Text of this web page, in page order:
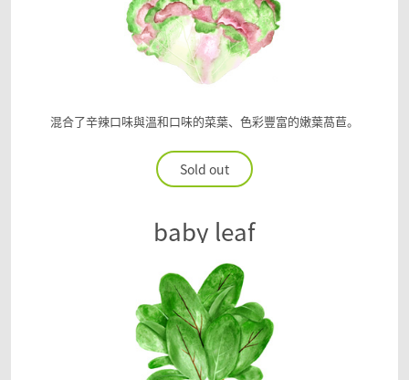
混合了辛辣口味與溫和口味的菜葉、色彩豐富的嫩葉萵苣。
Sold out
baby leaf